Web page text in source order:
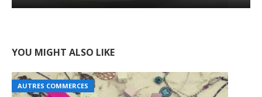
YOU MIGHT ALSO LIKE
AUTRES COMMERCES